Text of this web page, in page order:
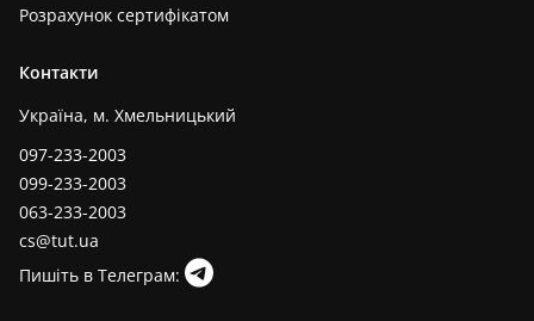
Розрахунок сертифікатом
Контакти
Україна, м. Хмельницький
097-233-2003
099-233-2003
063-233-2003
cs@tut.ua
Пишіть в Телеграм: